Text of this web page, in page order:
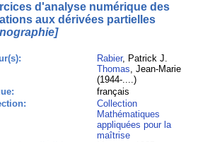
d'analyse numérique des
aux dérivées partielles
Rabier, Patrick J.
Thomas, Jean-Marie
(1944-....)
français
Collection
Mathématiques
appliquées pour la
maîtrise